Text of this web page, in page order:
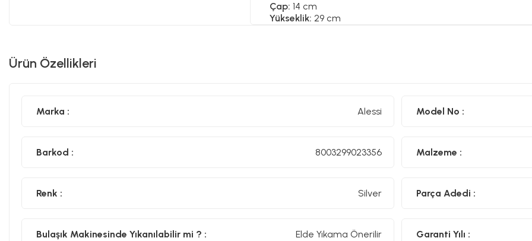
Çap: 14 cm
Yükseklik: 29 cm
işlevsellik ve kalitenin kültürel ve duygusal bir boyutta
Alessi objelerinin çoğu metallerin soğuk işlemden
Çok yönlülüğüyle dünyaca ünlü tasarımcı Philippe Starck,
Ürün Özellikleri
Marka : Alessi Model No :
Barkod : 8003299023356 Malzeme :
Renk : Silver Parça Adedi :
Bulaşık Makinesinde Yıkanılabilir mi ? : Elde Yıkama Önerilir Garanti Yılı :